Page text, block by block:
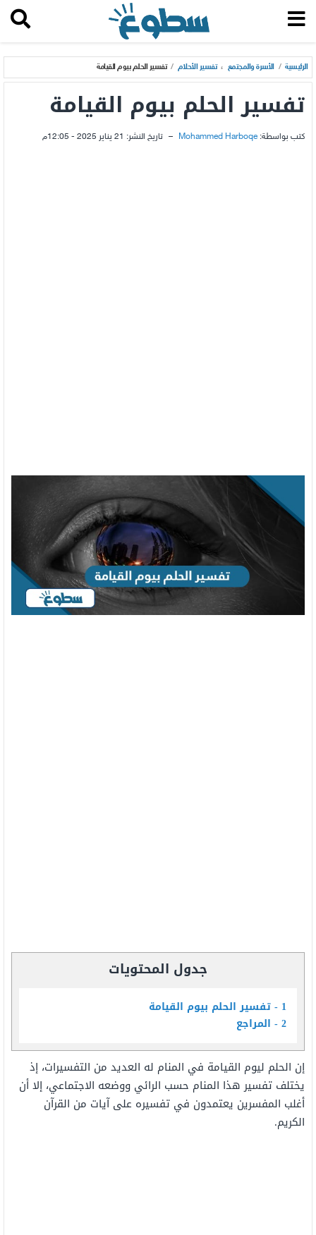
الرئيسية / الأسرة والمجتمع ، تفسير الأحلام / تفسير الحلم بيوم القيامة
تفسير الحلم بيوم القيامة
كتب بواسطة: Mohammed Harboqe
– تاريخ النشر: 21 يناير 2025 - 12:05م
جدول المحتويات
1 تفسير الحلم بيوم القيامة
2 المراجع
إن الحلم ليوم القيامة في المنام له العديد من التفسيرات، إذ
يختلف تفسير هذا المنام حسب الرائي ووضعه الاجتماعي، إلا أن
أغلب المفسرين يعتمدون في تفسيره على آيات من القرآن
الكريم.